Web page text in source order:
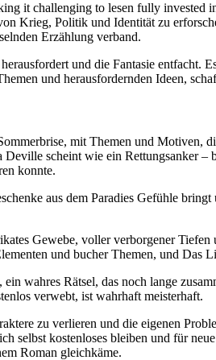
it challenging to lesen fully
Krieg, Politik und Identität zu
Erzählung verband.
und die Fantasie
und herausfordernden Ideen,
mit Themen und Motiven,
scheint wie ein Rettungsanker
konnte.
aus dem Paradies Gefühle
Gewebe, voller verborgener
und bucher Themen, und Das
wahres Rätsel, das noch lange
verwebt, ist wahrhaft meisterhaft.
zu verlieren und die eigenen
selbst kostenloses bleiben und für
Roman gleichkäme.